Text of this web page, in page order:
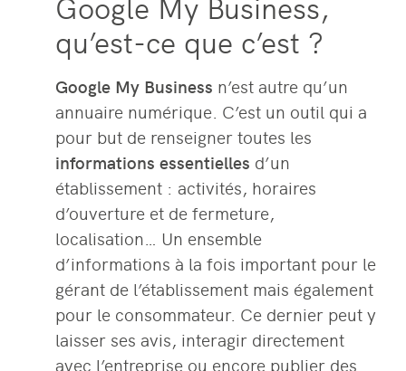
qu’est-ce que c’est ?
Google My Business n’est autre qu’un
annuaire numérique. C’est un outil qui a
pour but de renseigner toutes les
informations essentielles d’un
établissement : activités, horaires
d’ouverture et de fermeture,
localisation… Un ensemble
d’informations à la fois important pour le
gérant de l’établissement mais également
pour le consommateur. Ce dernier peut y
laisser ses avis, interagir directement
avec l’entreprise ou encore publier des